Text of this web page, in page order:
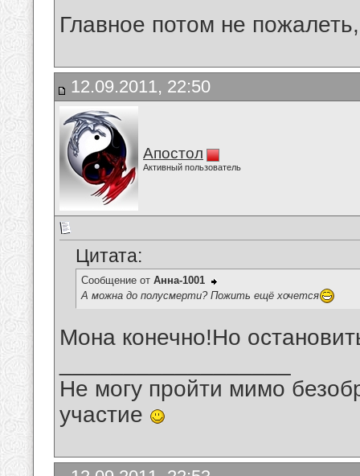
Главное потом не
12.09.2011, 22:50
Апостол
Активный пользователь
Цитата:
Сообщение от Анна-1001
А можна до полусмерти? Пожить ещё хочется
Мона конечно!Но
Не могу пройти мимо
участие